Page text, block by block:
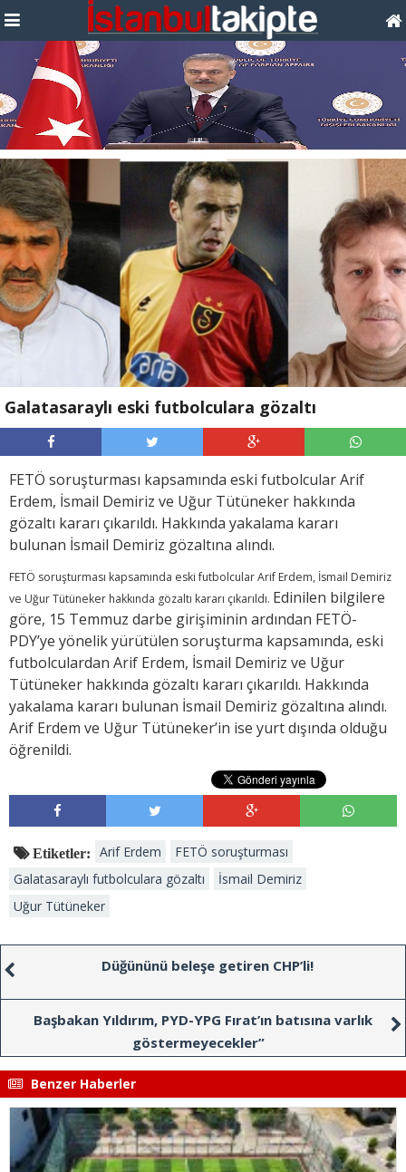
Galatasaraylı eski futbolculara gözaltı
FETÖ soruşturması kapsamında eski futbolcular Arif
Erdem, İsmail Demiriz ve Uğur Tütüneker hakkında
gözaltı kararı çıkarıldı. Hakkında yakalama kararı
bulunan İsmail Demiriz gözaltına alındı.
FETÖ soruşturması kapsamında eski futbolcular Arif Erdem, İsmail Demiriz
ve Uğur Tütüneker hakkında gözaltı kararı çıkarıldı. Edinilen bilgilere
göre, 15 Temmuz darbe girişiminin ardından FETÖ-
PDY’ye yönelik yürütülen soruşturma kapsamında, eski
futbolculardan Arif Erdem, İsmail Demiriz ve Uğur
Tütüneker hakkında gözaltı kararı çıkarıldı. Hakkında
yakalama kararı bulunan İsmail Demiriz gözaltına alındı.
Arif Erdem ve Uğur Tütüneker’in ise yurt dışında olduğu
öğrenildi.
Etiketler: Arif Erdem
FETÖ soruşturması
Galatasaraylı futbolculara gözaltı
İsmail Demiriz
Uğur Tütüneker
Düğününü beleşe getiren CHP’li!
Başbakan Yıldırım, PYD-YPG Fırat’ın batısına varlık
göstermeyecekler”
Benzer Haberler